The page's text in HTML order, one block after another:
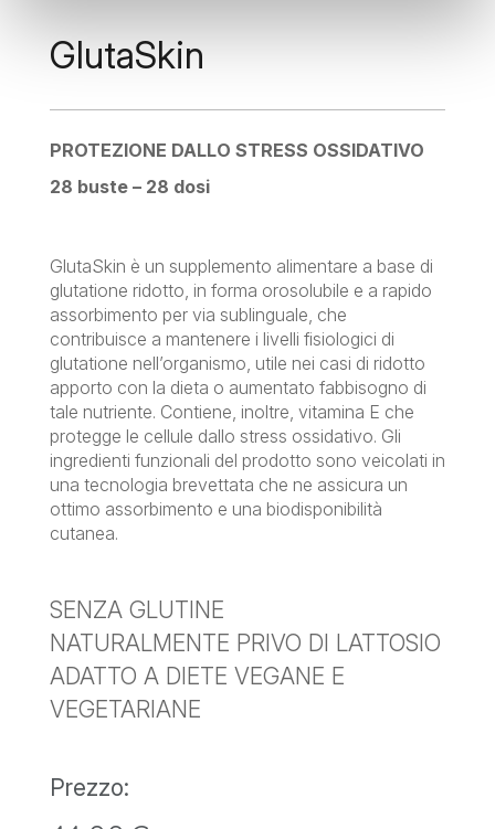
GlutaSkin
PROTEZIONE DALLO STRESS OSSIDATIVO
28 buste – 28 dosi
GlutaSkin è un supplemento alimentare a base di
glutatione ridotto, in forma orosolubile e a rapido
assorbimento per via sublinguale, che
contribuisce a mantenere i livelli fisiologici di
glutatione nell’organismo, utile nei casi di ridotto
apporto con la dieta o aumentato fabbisogno di
tale nutriente. Contiene, inoltre, vitamina E che
protegge le cellule dallo stress ossidativo. Gli
ingredienti funzionali del prodotto sono veicolati in
una tecnologia brevettata che ne assicura un
ottimo assorbimento e una biodisponibilità
cutanea.
SENZA GLUTINE
NATURALMENTE PRIVO DI LATTOSIO
ADATTO A DIETE VEGANE E
VEGETARIANE
Prezzo: